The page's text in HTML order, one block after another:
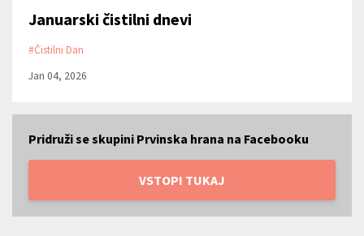
Januarski čistilni dnevi
#čistilni Dan
Jan 04, 2026
Pridruži se skupini Prvinska hrana na Facebooku
VSTOPI TUKAJ